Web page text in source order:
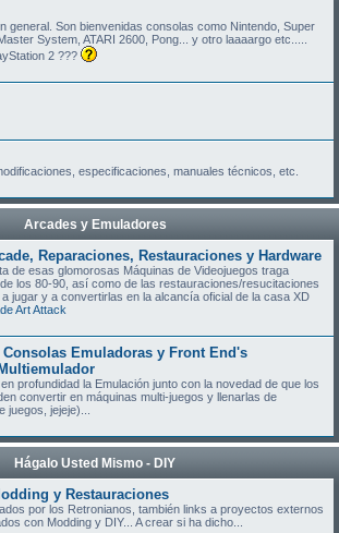
general. Son bienvenidas consolas como Nintendo, Super
System, ATARI 2600, Pong... y otro laaaargo etc.....
2 ???
especificaciones, manuales técnicos, etc.
Arcades y Emuladores
Reparaciones, Restauraciones y Hardware
de esas glomorosas Máquinas de Videojuegos traga
los 80-90, así como de las restauraciones/resucitaciones
jugar y a convertirlas en la alcancía oficial de la casa XD
Art Attack
Consolas Emuladoras y Front End's
profundidad la Emulación junto con la novedad de que los
convertir en máquinas multi-juegos y llenarlas de
juegos, jejeje)...
Hágalo Usted Mismo - DIY
y Restauraciones
por los Retronianos, también links a proyectos externos
con Modding y DIY... A crear si ha dicho...